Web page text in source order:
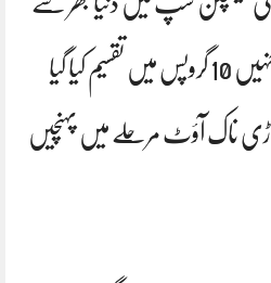
40 کھلاڑی شریک ہیں، جنہیں 10 گروپس میں تقسیم کیا گیا
ناک آؤٹ مرحلے میں پہنچیں